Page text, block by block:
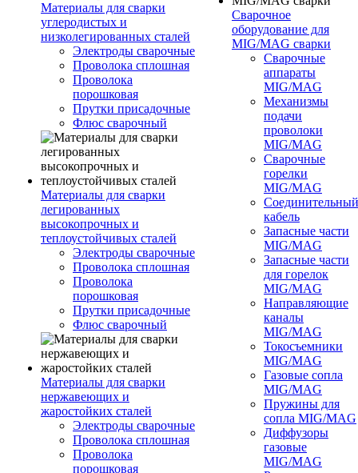
Материалы для сварки
углеродистых и
низколегированных сталей
Электроды сварочные
Проволока сплошная
Проволока
порошковая
Прутки присадочные
Флюс сварочный
Материалы для сварки
легированных
высокопрочных и
теплоустойчивых сталей
Электроды сварочные
Проволока сплошная
Проволока
порошковая
Прутки присадочные
Флюс сварочный
Материалы для сварки
нержавеющих и
жаростойких сталей
Электроды сварочные
Проволока сплошная
Проволока
порошковая
Сварочное
оборудование для
MIG/MAG сварки
Сварочные
аппараты
MIG/MAG
Механизмы
подачи
проволоки
MIG/MAG
Сварочные
горелки
MIG/MAG
Соединительный
кабель
Запасные части
MIG/MAG
Запасные части
для горелок
MIG/MAG
Направляющие
каналы
MIG/MAG
Токосъемники
MIG/MAG
Газовые сопла
MIG/MAG
Пружины для
сопла MIG/MAG
Диффузоры
газовые
MIG/MAG